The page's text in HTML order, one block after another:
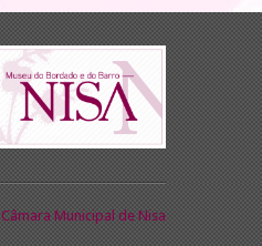
Câmara Municipal de Nisa